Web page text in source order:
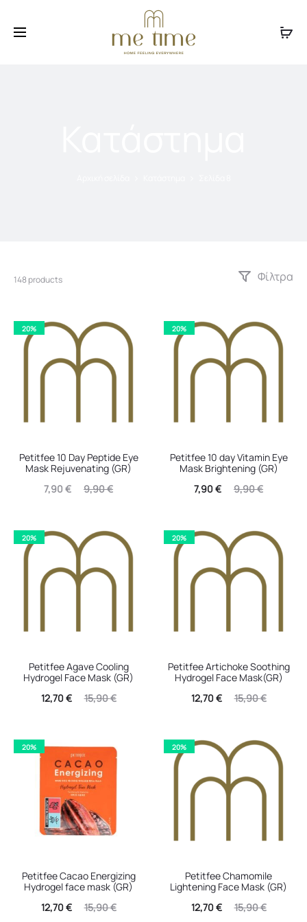
148 products Φίλτρα
20%
Petitfee 10 Day Peptide Eye
Mask Rejuvenating (GR)
9,90€
Original
was:
9,90 €.
7,90 €
Η
τιμή
είναι:
20%
Petitfee 10 day Vitamin Eye
Mask Brightening (GR)
9,90€
Original
was:
9,90 €.
7,90€
Η
τιμή
είναι:
20%
Petitfee Agave Cooling
Hydrogel Face Mask (GR)
15,90€
Original
15,90 €.
12,70€
Η
τιμή
είναι:
20%
Petitfee Artichoke Soothing
Hydrogel Face Mask(GR)
15,90€
Original
was:
15,90 €.
12,70€
Η
τιμή
είναι:
20%
Petitfee Cacao Energizing
Hydrogel face mask (GR)
15,90€
Original
12,70€
Η
20%
Petitfee Chamomile
Lightening Face Mask (GR)
15,90€
Original
12,70€
Η